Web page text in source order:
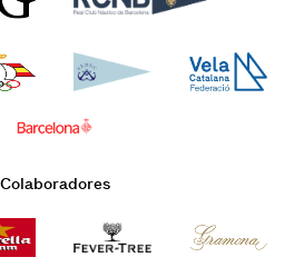
Colaboradores